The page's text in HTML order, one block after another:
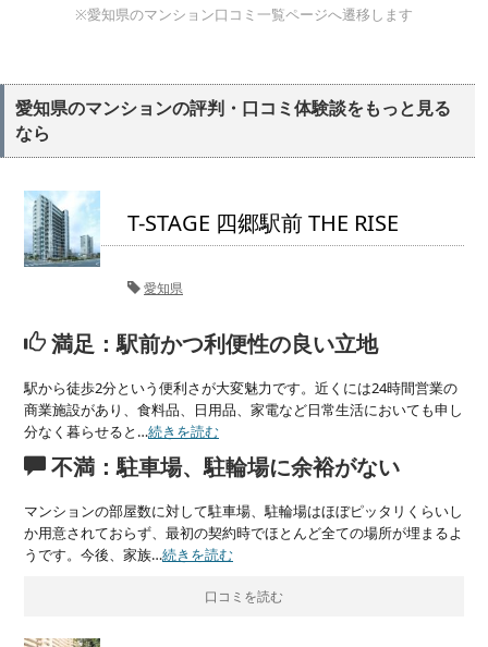
※愛知県のマンション口コミ一覧ページへ遷移します
愛知県のマンションの評判・口コミ体験談をもっと見る
なら
T-STAGE 四郷駅前 THE RISE
愛知県
満足：駅前かつ利便性の良い立地
駅から徒歩2分という便利さが大変魅力です。近くには24時間営業の
商業施設があり、食料品、日用品、家電など日常生活においても申し
分なく暮らせると…続きを読む
不満：駐車場、駐輪場に余裕がない
マンションの部屋数に対して駐車場、駐輪場はほぼピッタリくらいし
か用意されておらず、最初の契約時でほとんど全ての場所が埋まるよ
うです。今後、家族…続きを読む
口コミを読む